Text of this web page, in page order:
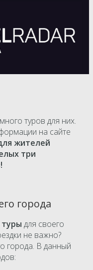
туров для них.
на сайте
жителей
три
города
для своего
не важно?
города. В данный